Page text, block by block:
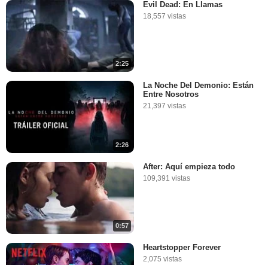
2:25
Evil Dead: En Llamas
18,557 vistas
2:26
La Noche Del Demonio: Están
Entre Nosotros
21,397 vistas
0:57
After: Aquí empieza todo
109,391 vistas
Heartstopper Forever
2,075 vistas